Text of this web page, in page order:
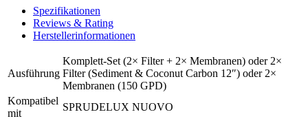
Spezifikationen
Reviews & Rating
Herstellerinformationen
Ausführung
Komplett-Set (2× Filter + 2× Membranen) oder 2×
Filter (Sediment & Coconut Carbon 12″) oder 2×
Membranen (150 GPD)
Kompatibel
mit
SPRUDELUX NUOVO